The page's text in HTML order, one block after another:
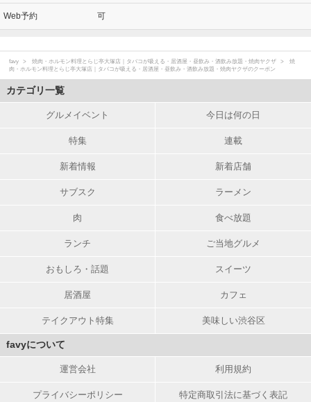
Web予約 可
favy 焼肉・ホルモン料理とらじ亭大塚店｜タバコが吸える・居酒屋・昼飲み・酒飲み放題・焼肉ヤクザ
焼
肉・ホルモン料理とらじ亭大塚店｜タバコが吸える・居酒屋・昼飲み・酒飲み放題・焼肉ヤクザのクーポン
カテゴリ一覧
グルメイベント 今日は何の日
特集 連載
新着情報 新着店舗
サブスク ラーメン
肉 食べ放題
ランチ ご当地グルメ
おもしろ・話題 スイーツ
居酒屋 カフェ
テイクアウト特集 美味しい渋谷区
favyについて
運営会社 利用規約
プライバシーポリシー 特定商取引法に基づく表記